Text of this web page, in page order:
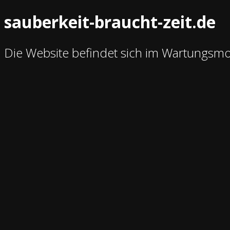
sauberkeit-braucht-zeit.de
Die Website befindet sich im